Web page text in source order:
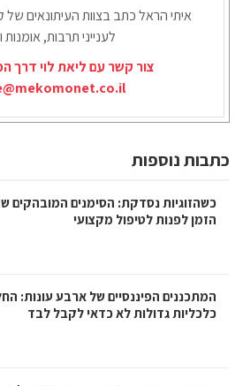
איתי הראל כתב בצוות העיתונאים של
לענייני תרבות, אומנות
צור קשר עם ליאת לוי דרך
כתבות נוספות
כשהזוגיות נסדקת: הסימנים המובהקים
הזמן לפנות לטיפול מקצועי
המתכננים הפיננסיים של ארבע עונות:
כלכליות גדולות לא כדאי לקבל לבד